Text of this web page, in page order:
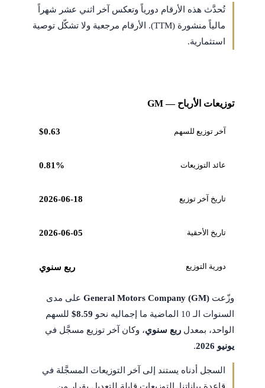
تُحدَّث هذه الأرقام دورياً وتعكس آخر اثني عشر شهراً
مالياً منشورة (TTM). الأرقام مرجعية ولا تشكّل توصية
استثمارية.
توزيعات الأرباح — GM
آخر توزيع للسهم $0.63
عائد التوزيعات 0.81%
تاريخ آخر توزيع 2026-06-18
تاريخ الأحقية 2026-06-05
دورية التوزيع ربع سنوي
وزّعت General Motors Company (GM)على مدى
السنوات الـ 10 الماضية ما إجماليه نحو
$8.59للسهم
الواحد، بمعدل ربع سنوي، وكان آخر توزيع مسجَّل في
يونيو 2026
.
السجل أدناه يستند إلى آخر التوزيعات المسجَّلة في